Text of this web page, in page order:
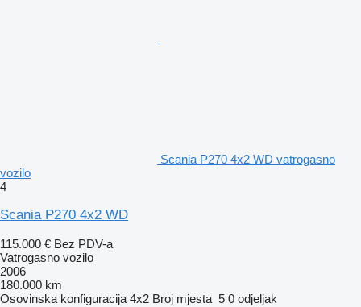
Scania P270 4x2 WD vatrogasno
vozilo
4
Scania P270 4x2 WD
115.000 € Bez PDV-a
Vatrogasno vozilo
2006
180.000 km
Osovinska konfiguracija 4x2 Broj mjesta 5 0 odjeljak